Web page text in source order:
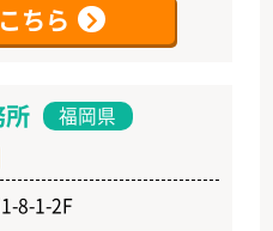
ちら
福岡県
8-1-2F